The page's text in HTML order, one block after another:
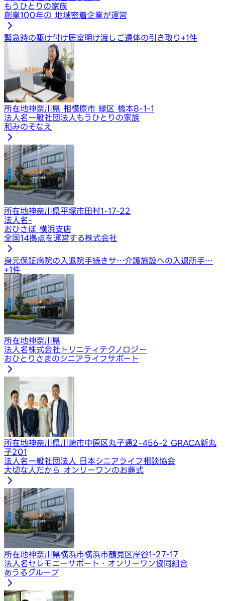
もうひとりの家族
創業100年の 地域密着企業が運営
緊急時の駆け付け居室明け渡し ご遺体の引き取り+1件
所在地神奈川県 相模原市 緑区 橋本8-1-1
法人名一般社団法人もうひとりの家族
和みのそなえ
所在地神奈川県平塚市田村1-17-22
法人名-
おひさぽ 横浜支店
全国14拠点を運営する株式会社
身元保証病院の入退院手続きサ…介護施設への入退所手…
+1件
所在地神奈川県
法人名株式会社トリニティテクノロジー
おひとりさまのシニアライフサポート
所在地神奈川県川崎市中原区丸子通2-456-2 GRACA新丸
子201
法人名一般社団法人 日本シニアライフ相談協会
大切な人だから オンリーワンのお葬式
所在地神奈川県横浜市横浜市鶴見区岸谷1-27-17
法人名セレモニーサポート・オンリーワン協同組合
あうるグループ